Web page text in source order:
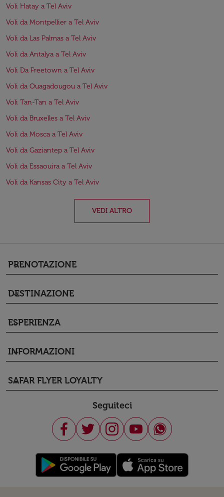
Voli Hatay a Tel Aviv
Voli da Montpellier a Tel Aviv
Voli da Las Palmas a Tel Aviv
Voli da Antalya a Tel Aviv
Voli Da Freetown a Tel Aviv
Voli da Ouagadougou a Tel Aviv
Voli Tan-Tan a Tel Aviv
Voli da Bruxelles a Tel Aviv
Voli da Mosca a Tel Aviv
Voli da Gaziantep a Tel Aviv
Voli da Essaouira a Tel Aviv
Voli da Kansas City a Tel Aviv
VEDI ALTRO
PRENOTAZIONE
keyboard_arrow_down
DESTINAZIONE
keyboard_arrow_down
ESPERIENZA
keyboard_arrow_down
INFORMAZIONI
keyboard_arrow_down
SAFAR FLYER LOYALTY
keyboard_arrow_down
Seguiteci